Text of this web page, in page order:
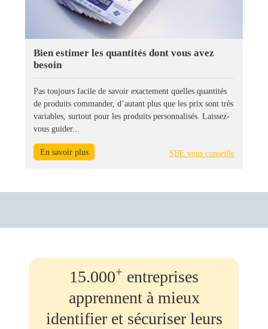
Bien estimer les quantités dont vous avez
besoin
Pas toujours facile de savoir exactement quelles quantités
de produits commander, d’autant plus que les prix sont très
variables, surtout pour les produits personnalisés. Laissez-
vous guider...
En savoir plus SBE vous conseille
15.000+ entreprises
apprennent à mieux
identifier et sécuriser leurs